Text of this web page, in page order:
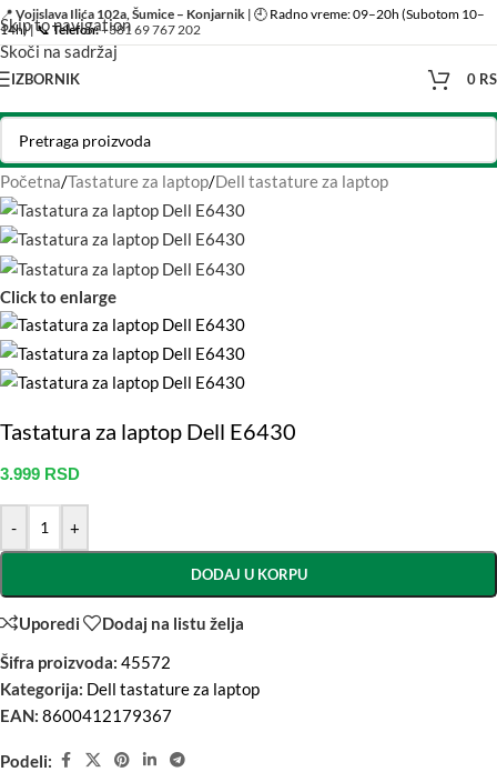
Skip to navigation
Skoči na sadržaj
📍 Vojislava Ilića 102a, Šumice – Konjarnik | 🕘 Radno vreme: 09–20h (Subotom 10–
14h) | 📞Telefon:+381 69 767 202
IZBORNIK 0
Početna/Tastature za laptop/Dell tastature za laptop
Click to enlarge
Tastatura za laptop Dell E6430
3.999 RSD
- +
DODAJ U KORPU
Uporedi
Dodaj na listu želja
Šifra proizvoda: 45572
Kategorija: Dell tastature za laptop
EAN: 8600412179367
Podeli: